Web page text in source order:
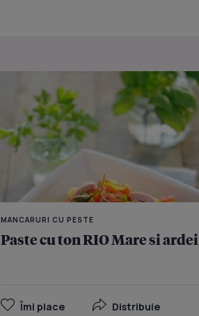
MANCARURI CU PESTE
Paste cu ton RIO Mare si ardei
Îmi place Distribuie